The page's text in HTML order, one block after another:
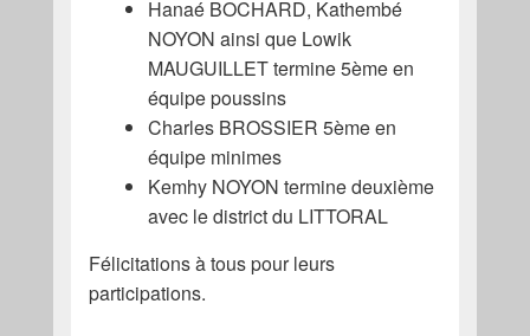
Hanaé BOCHARD, Kathembé
NOYON ainsi que Lowik
MAUGUILLET termine 5ème en
équipe poussins
Charles BROSSIER 5ème en
équipe minimes
Kemhy NOYON termine deuxième
avec le district du LITTORAL
Félicitations à tous pour leurs
participations.